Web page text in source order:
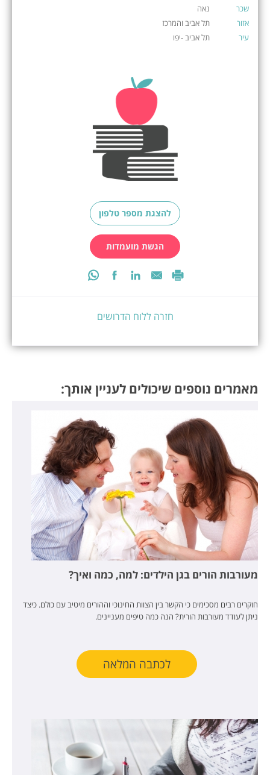
שכר
נאה
אזור
תל אביב והמרכז
עיר
תל אביב -יפו
להצגת מספר טלפון
הגשת מועמדות
חזרה ללוח הדרושים
מאמרים נוספים שיכולים לעניין אותך:
מעורבות הורים בגן הילדים: למה, כמה ואיך?
חוקרים רבים מסכימים כי הקשר בין הצוות החינוכי וההורים מיטיב עם כולם. כיצד
ניתן לעודד מעורבות הורית? הנה כמה טיפים מעניינים.
לכתבה המלאה